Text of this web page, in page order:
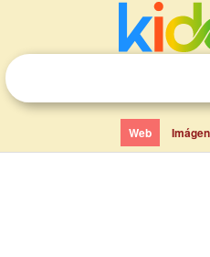
Web